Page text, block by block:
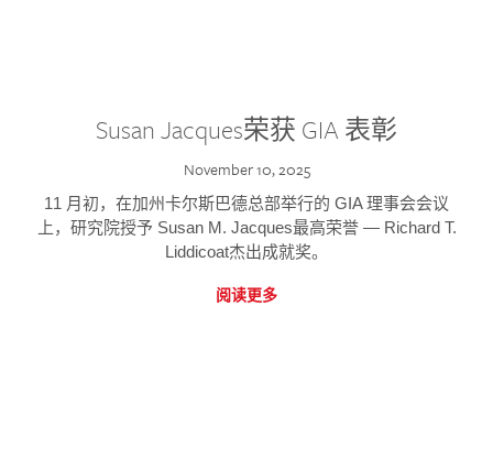
Susan Jacques荣获 GIA 表彰
November 10, 2025
11 月初，在加州卡尔斯巴德总部举行的 GIA 理事会会议
上，研究院授予 Susan M. Jacques最高荣誉 — Richard T.
Liddicoat杰出成就奖。
阅读更多